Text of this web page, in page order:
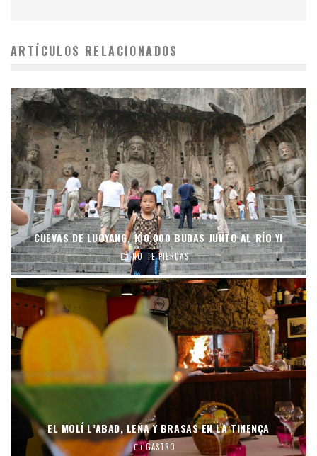
ARTÍCULOS RELACIONADOS
CUEVAS DE LUOYANG, 100.000 BUDAS JUNTO AL RÍO YI
NO TE PIERDAS
EL MOLÍ L’ABAD, LEÑA Y BRASAS EN LA TINENÇA
GASTRO